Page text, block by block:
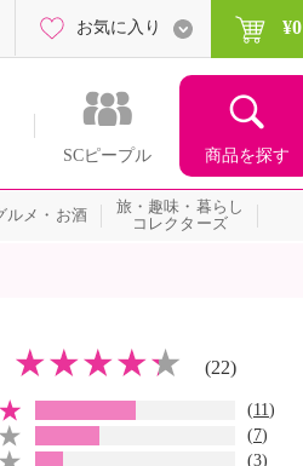
SCピープル 商品を探す
お気に入り ¥0
ルメ・お酒
旅・趣味・暮らし
コレクターズ
(22)
(11 )
(7)
(3)